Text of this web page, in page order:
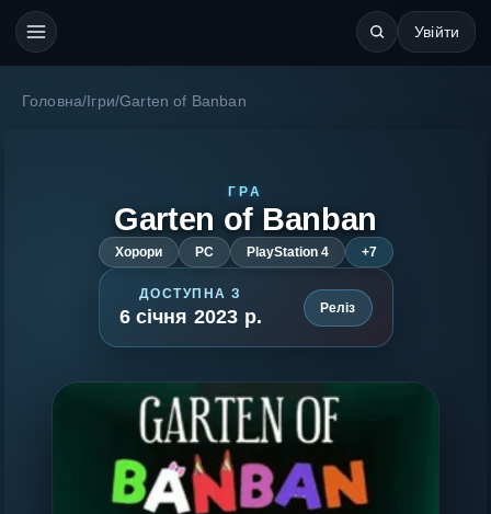
Увійти
Головна/ Ігри/Garten of Banban
ГРА
Garten of Banban
Хорори PC PlayStation 4 +7
ДОСТУПНА З
6 січня 2023 р. Реліз